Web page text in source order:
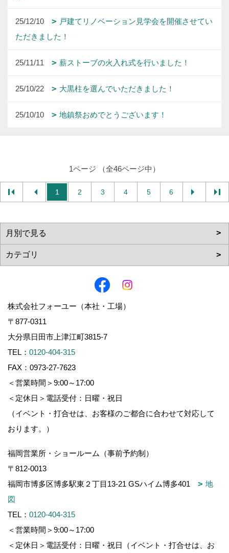
25/12/10
戸建てリノベーション見学会を開催させてい
ただきました！
25/11/11 薪ストーブの火入れ式を行いました！
25/10/22 大黒柱を選んでいただきました！
25/10/10 地鎮祭おめでとうございます！
1ページ （全46ページ中）
1 2 3 4 5 6
株式会社フォーユー（本社・工場）
〒877-0311
大分県日田市上津江町3815-7
TEL： 0120-404-315
FAX：0973-27-7623
＜営業時間＞9:00～17:00
＜定休日＞電話受付：日曜・祝日
（イベント・打合せは、お客様のご都合に合わせて対応して
おります。）
福岡営業所・ショールーム（事前予約制）
〒812-0013
福岡市博多区博多駅東２丁目13-21 GSハイム博多401
地
図
TEL： 0120-404-315
＜営業時間＞9:00～17:00
＜定休日＞電話受付：日曜・祝日（イベント・打合せは、お